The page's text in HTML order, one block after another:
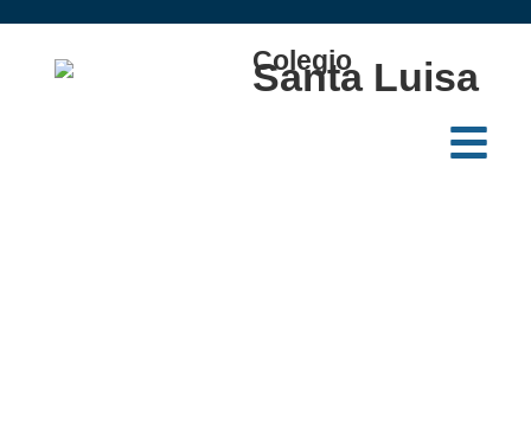
Colegio
Santa Luisa